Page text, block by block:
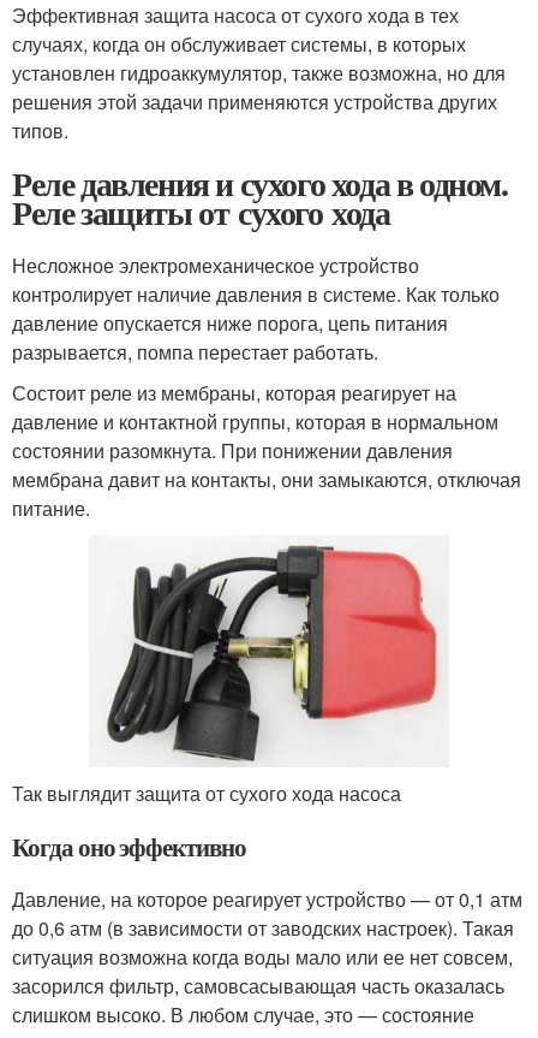
Эффективная защита насоса от сухого хода в тех
случаях, когда он обслуживает системы, в которых
установлен гидроаккумулятор, также возможна, но для
решения этой задачи применяются устройства других
типов.
Реле давления и сухого хода в одном.
Реле защиты от сухого хода
Несложное электромеханическое устройство
контролирует наличие давления в системе. Как только
давление опускается ниже порога, цепь питания
разрывается, помпа перестает работать.
Состоит реле из мембраны, которая реагирует на
давление и контактной группы, которая в нормальном
состоянии разомкнута. При понижении давления
мембрана давит на контакты, они замыкаются, отключая
питание.
Так выглядит защита от сухого хода насоса
Когда оно эффективно
Давление, на которое реагирует устройство — от 0,1 атм
до 0,6 атм (в зависимости от заводских настроек). Такая
ситуация возможна когда воды мало или ее нет совсем,
засорился фильтр, самовсасывающая часть оказалась
слишком высоко. В любом случае, это — состояние